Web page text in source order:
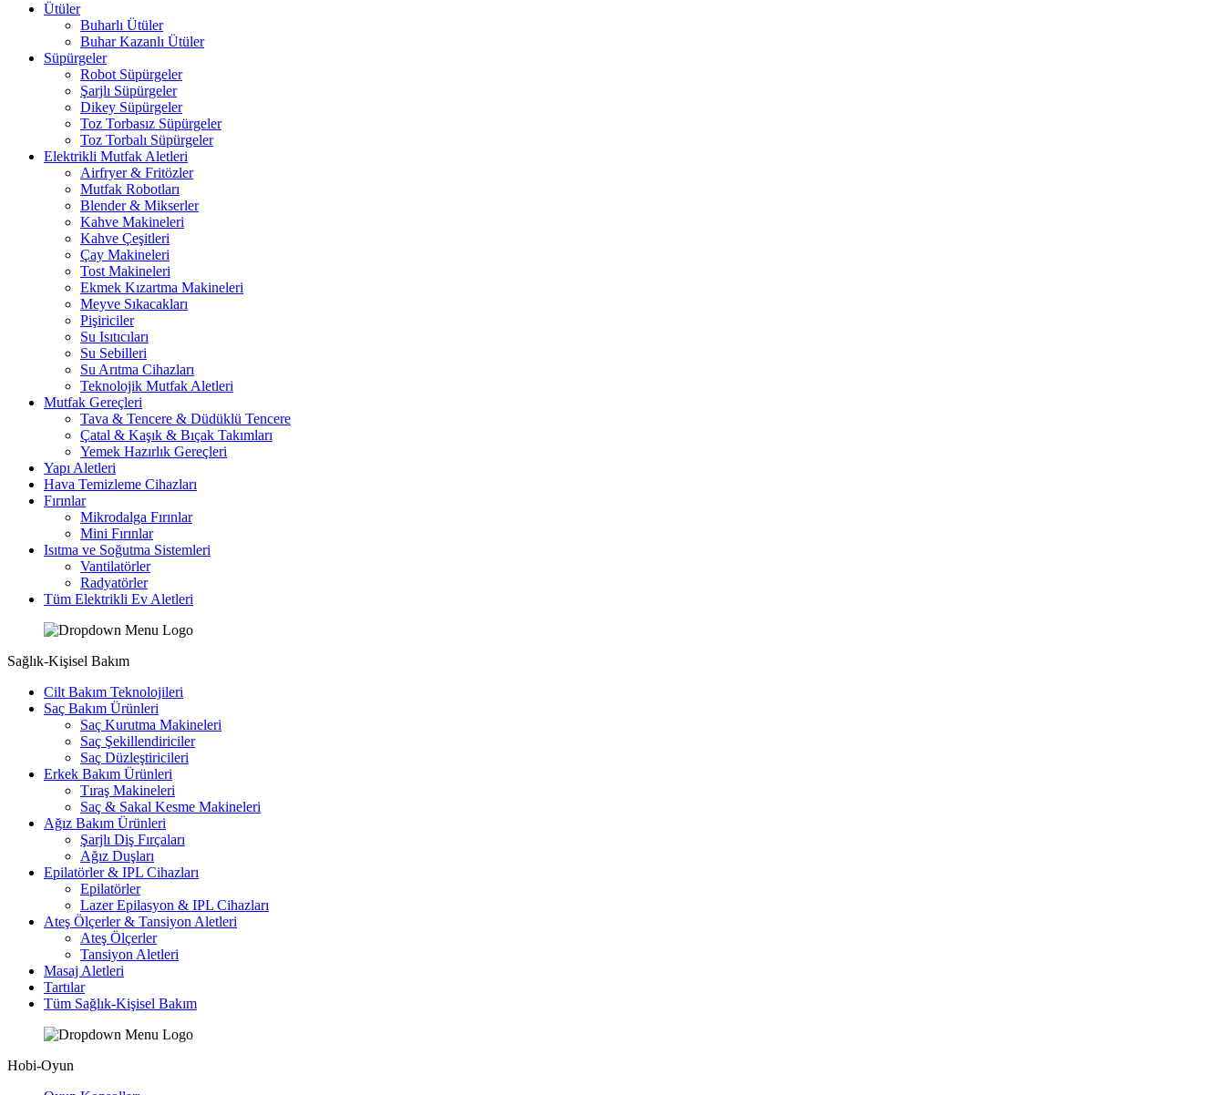
Ütüler
Buharlı Ütüler
Buhar Kazanlı Ütüler
Süpürgeler
Robot Süpürgeler
Şarjlı Süpürgeler
Dikey Süpürgeler
Toz Torbasız Süpürgeler
Toz Torbalı Süpürgeler
Elektrikli Mutfak Aletleri
Airfryer & Fritözler
Mutfak Robotları
Blender & Mikserler
Kahve Makineleri
Kahve Çeşitleri
Çay Makineleri
Tost Makineleri
Ekmek Kızartma Makineleri
Meyve Sıkacakları
Pişiriciler
Su Isıtıcıları
Su Sebilleri
Su Arıtma Cihazları
Teknolojik Mutfak Aletleri
Mutfak Gereçleri
Tava & Tencere & Düdüklü Tencere
Çatal & Kaşık & Bıçak Takımları
Yemek Hazırlık Gereçleri
Yapı Aletleri
Hava Temizleme Cihazları
Fırınlar
Mikrodalga Fırınlar
Mini Fırınlar
Isıtma ve Soğutma Sistemleri
Vantilatörler
Radyatörler
Tüm Elektrikli Ev Aletleri
Sağlık-Kişisel Bakım
Cilt Bakım Teknolojileri
Saç Bakım Ürünleri
Saç Kurutma Makineleri
Saç Şekillendiriciler
Saç Düzleştiricileri
Erkek Bakım Ürünleri
Tıraş Makineleri
Saç & Sakal Kesme Makineleri
Ağız Bakım Ürünleri
Şarjlı Diş Fırçaları
Ağız Duşları
Epilatörler & IPL Cihazları
Epilatörler
Lazer Epilasyon & IPL Cihazları
Ateş Ölçerler & Tansiyon Aletleri
Ateş Ölçerler
Tansiyon Aletleri
Masaj Aletleri
Tartılar
Tüm Sağlık-Kişisel Bakım
Hobi-Oyun